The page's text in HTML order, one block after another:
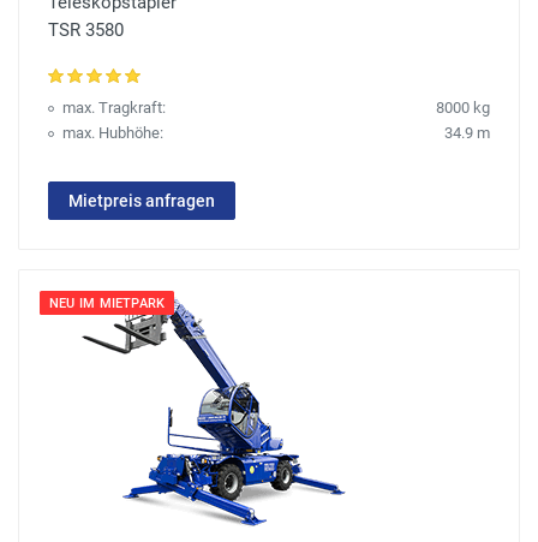
TSR 3580
max. Tragkraft:
8000 kg
max. Hubhöhe:
34.9 m
Mietpreis anfragen
NEU IM MIETPARK